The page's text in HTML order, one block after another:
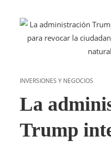
INVERSIONES Y NEGOCIOS
La
Trump